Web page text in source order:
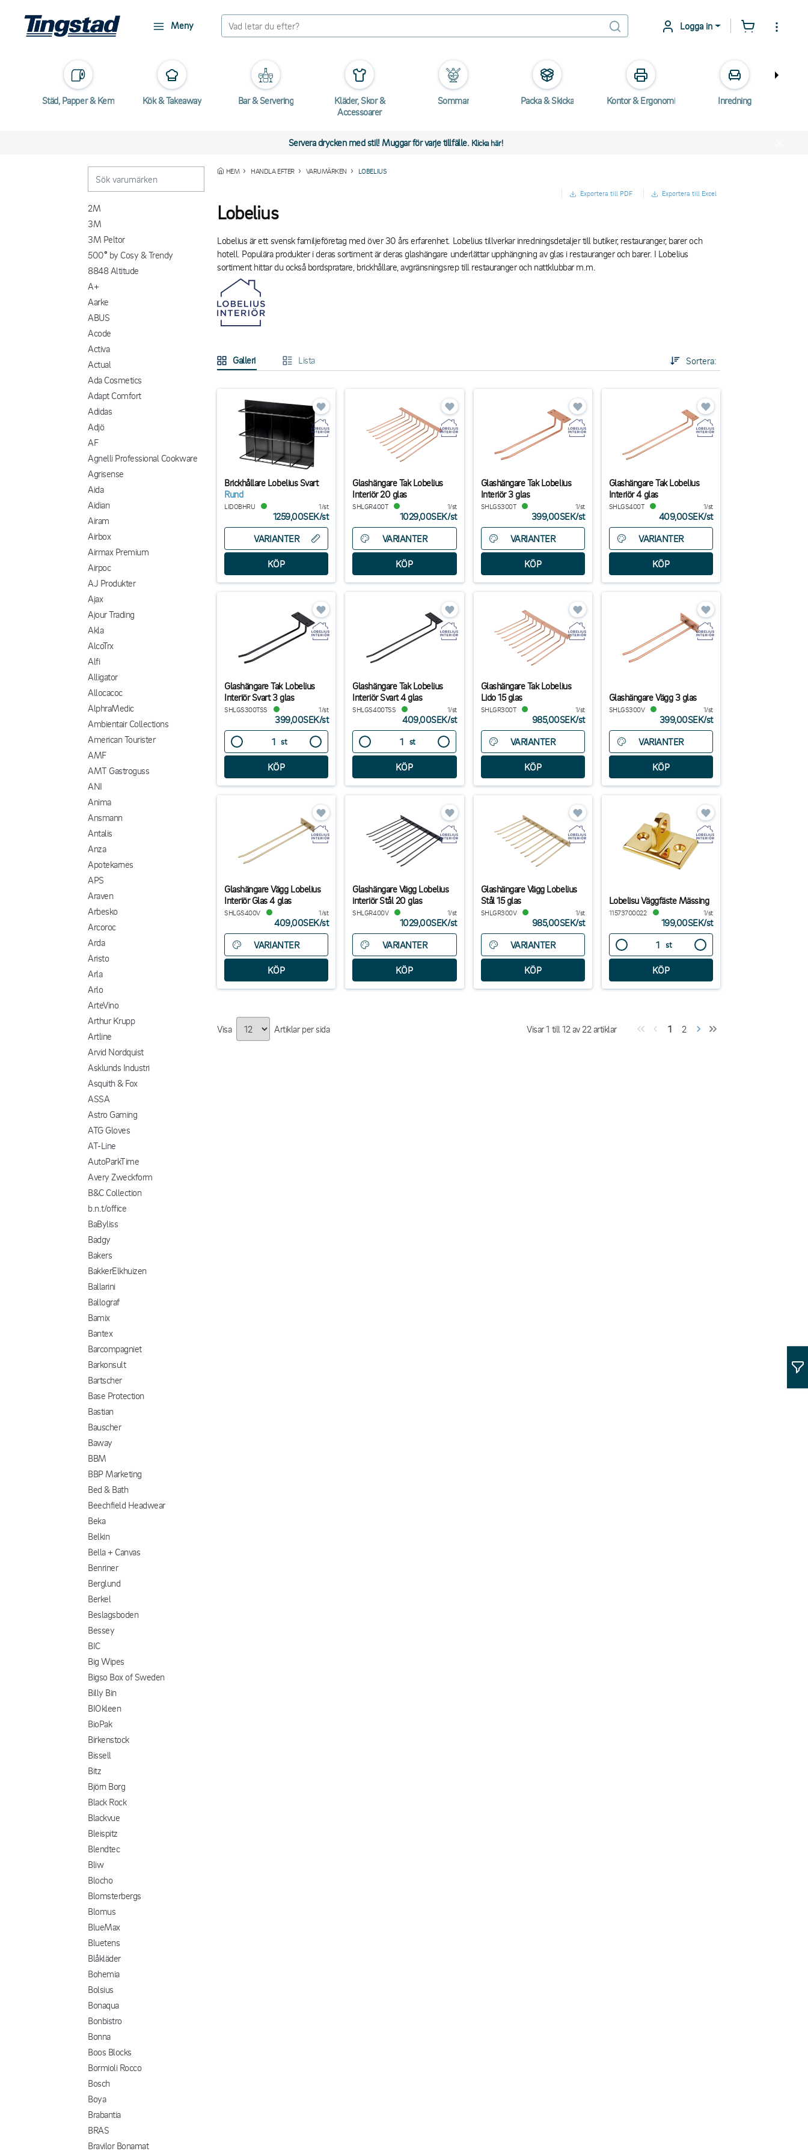
Meny Logga in
Städ, Papper & Kem Kök & Takeaway Bar & Servering
Kläder, Skor &
Accessoarer
Sommar Packa & Skicka Kontor & Ergonomi Inredning
Servera drycken med stil! Muggar för varje tillfälle. Klicka här!
2M
3M
3M Peltor
500° by Cosy & Trendy
8848 Altitude
A+
Aarke
ABUS
Acode
Activa
Actual
Ada Cosmetics
Adapt Comfort
Adidas
Adjö
AF
Agnelli Professional Cookware
Agrisense
Aida
Aidian
Airam
Airbox
Airmax Premium
Airpoc
AJ Produkter
Ajax
Ajour Trading
Akla
AlcoTrx
Alfi
Alligator
Allocacoc
AlphraMedic
Ambientair Collections
American Tourister
AMF
AMT Gastroguss
ANI
Anima
Ansmann
Antalis
Anza
Apotekarnes
APS
Araven
Arbesko
Arcoroc
Arda
Aristo
Arla
Arlo
ArteVino
Arthur Krupp
Artline
Arvid Nordquist
Asklunds Industri
Asquith & Fox
ASSA
Astro Gaming
ATG Gloves
AT-Line
AutoParkTime
Avery Zweckform
B&C Collection
b.n.t/office
BaByliss
Badgy
Bakers
BakkerElkhuizen
Ballarini
Ballograf
Bamix
Bantex
Barcompagniet
Barkonsult
Bartscher
Base Protection
Bastian
Bauscher
Baway
BBM
BBP Marketing
Bed & Bath
Beechfield Headwear
Beka
Belkin
Bella + Canvas
Benriner
Berglund
Berkel
Beslagsboden
Bessey
BIC
Big Wipes
Bigso Box of Sweden
Billy Bin
BIOkleen
BioPak
Birkenstock
Bissell
Bitz
Björn Borg
Black Rock
Blackvue
Bleispitz
Blendtec
Bliw
Blocho
Blomsterbergs
Blomus
BlueMax
Bluetens
Blåkläder
Bohemia
Bolsius
Bonaqua
Bonbistro
Bonna
Boos Blocks
Bormioli Rocco
Bosch
Boya
Brabantia
BRAS
Bravilor Bonamat
HEM HANDLA EFTER VARUMÄRKEN LOBELIUS
Exportera till PDF Exportera till Excel
Lobelius
Lobelius är ett svensk familjeföretag med över 30 års erfarenhet. Lobelius tillverkar inredningsdetaljer till butiker, restauranger, barer och
hotell. Populära produkter i deras sortiment är deras glashängare underlättar upphängning av glas i restauranger och barer. I Lobelius
sortiment hittar du också bordspratare, brickhållare, avgränsningsrep till restauranger och nattklubbar m.m.
Galleri Lista Sortera:
Brickhållare Lobelius Svart
Rund
LIDOBHRU 1/st
1259,00SEK/st
VARIANTER
Glashängare Tak Lobelius
Interiör 20 glas
SHLGR400T 1/st
1029,00SEK/st
VARIANTER
Glashängare Tak Lobelius
Interiör 3 glas
SHLGS300T 1/st
399,00SEK/st
VARIANTER
Glashängare Tak Lobelius
Interiör 4 glas
SHLGS400T 1/st
409,00SEK/st
VARIANTER
Glashängare Tak Lobelius
Interiör Svart 3 glas
SHLGS300TSS 1/st
399,00SEK/st
st
Glashängare Tak Lobelius
Interiör Svart 4 glas
SHLGS400TSS 1/st
409,00SEK/st
st
Glashängare Tak Lobelius
Lido 15 glas
SHLGR300T 1/st
985,00SEK/st
VARIANTER
Glashängare Vägg 3 glas
SHLGS300V 1/st
399,00SEK/st
VARIANTER
Glashängare Vägg Lobelius
Interiör Glas 4 glas
SHLGS400V 1/st
409,00SEK/st
VARIANTER
Glashängare Vägg Lobelius
interiör Stål 20 glas
SHLGR400V 1/st
1029,00SEK/st
VARIANTER
Glashängare Vägg Lobelius
Stål 15 glas
SHLGR300V 1/st
985,00SEK/st
VARIANTER
Lobelisu Väggfäste Mässing
11573700022 1/st
199,00SEK/st
st
Visa Artiklar per sida Visar1 till12av 22artiklar 1 2